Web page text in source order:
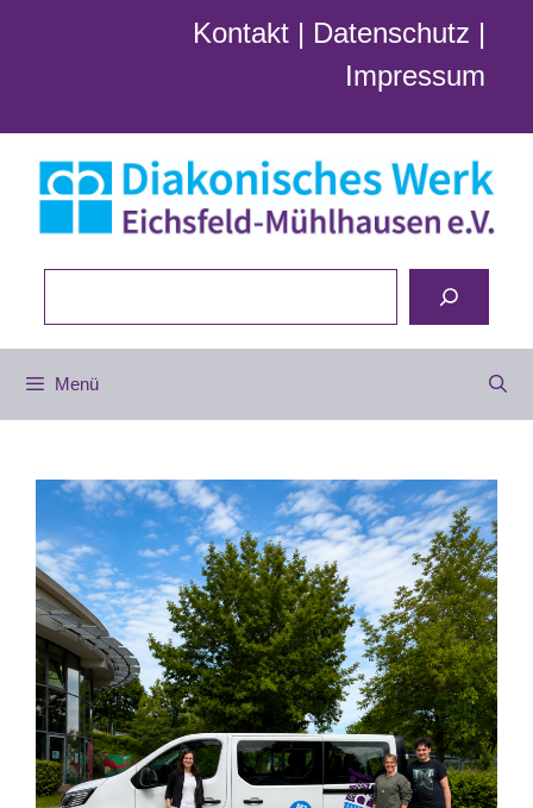
Kontakt | Datenschutz |
Impressum
Menü